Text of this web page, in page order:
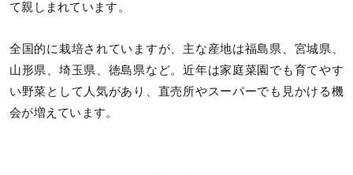
て親しまれています。
全国的に栽培されていますが、主な産地は福島県、宮城県、
山形県、埼玉県、徳島県など。近年は家庭菜園でも育てやす
い野菜として人気があり、直売所やスーパーでも見かける機
会が増えています。